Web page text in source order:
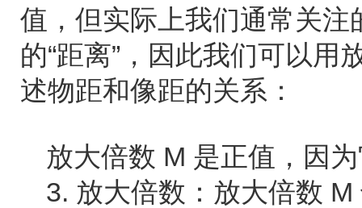
值，但实际上我们通常关
的“距离”，因此我们可以用
述物距和像距的关系：
放大倍数 M 是正值，因
3. 放大倍数：放大倍数